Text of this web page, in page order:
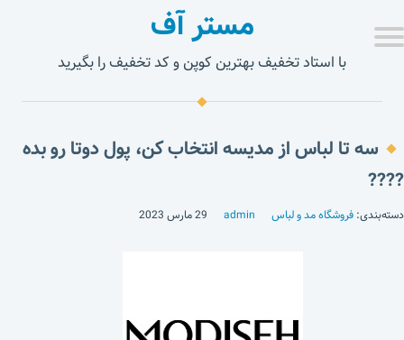
مستر آف
با استاد تخفیف بهترین کوپن و کد تخفیف را بگیرید
سه تا لباس از مدیسه انتخاب کن، پول دوتا رو بده
????
دسته‌بندی: فروشگاه مد و لباس admin 29 مارس 2023